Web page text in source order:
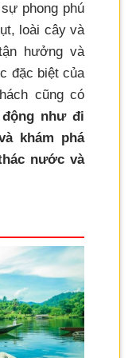
phong phú
loài cây và
hưởng và
đặc biệt của
cũng có
như đi
khám phá
nước và